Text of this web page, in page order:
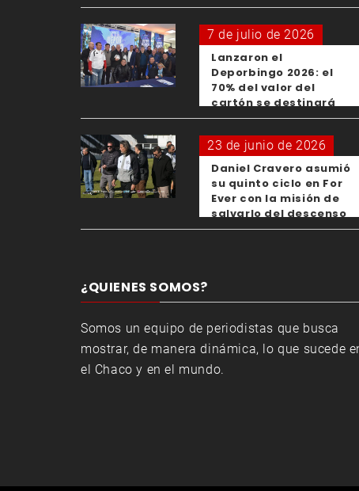
7 de julio de 2026
Lanzaron el
Deporbingo 2026: el
70% del valor del
cartón se destinará
para los clubes
23 de junio de 2026
Daniel Cravero asumió
su quinto ciclo en For
Ever con la misión de
salvarlo del descenso
¿QUIENES SOMOS?
Somos un equipo de periodistas que busca
mostrar, de manera dinámica, lo que sucede
el Chaco y en el mundo.